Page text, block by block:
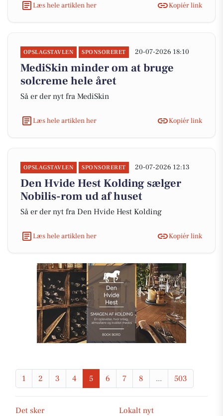
Læs hele artiklen her Kopiér link
OPSLAGSTAVLEN SPONSORERET 20-07-2026 18:10
MediSkin minder om at bruge
solcreme hele året
Så er der nyt fra MediSkin
Læs hele artiklen her Kopiér link
OPSLAGSTAVLEN SPONSORERET 20-07-2026 12:13
Den Hvide Hest Kolding sælger
Nobilis-rom ud af huset
Så er der nyt fra Den Hvide Hest Kolding
Læs hele artiklen her Kopiér link
1 2 3 4 5 6 7 8 ... 503
Det sker
Lokalt nyt